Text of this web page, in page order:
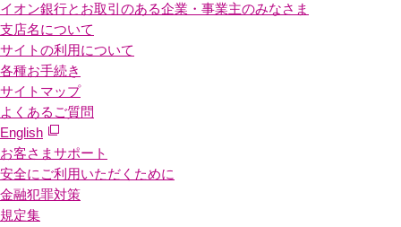
イオン銀行とお取引のある企業・事業主のみなさま
支店名について
サイトの利用について
各種お手続き
サイトマップ
よくあるご質問
English
お客さまサポート
安全にご利用いただくために
金融犯罪対策
規定集